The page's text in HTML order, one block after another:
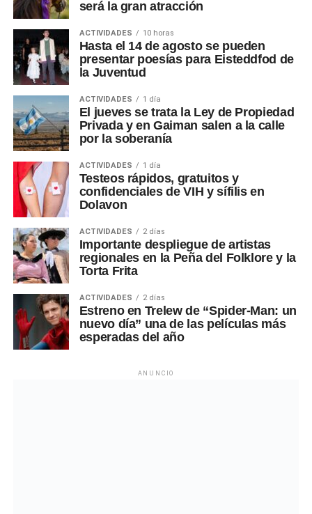
será la gran atracción
ACTIVIDADES 10 horas
Hasta el 14 de agosto se pueden
presentar poesías para Eisteddfod de
la Juventud
ACTIVIDADES 1 día
El jueves se trata la Ley de Propiedad
Privada y en Gaiman salen a la calle
por la soberanía
ACTIVIDADES 1 día
Testeos rápidos, gratuitos y
confidenciales de VIH y sífilis en
Dolavon
ACTIVIDADES 2 días
Importante despliegue de artistas
regionales en la Peña del Folklore y la
Torta Frita
ACTIVIDADES 2 días
Estreno en Trelew de “Spider-Man: un
nuevo día” una de las películas más
esperadas del año
ANUNCIO